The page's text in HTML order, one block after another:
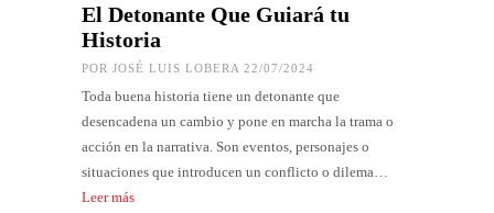
El Detonante Que Guiará tu
Historia
POR JOSÉ LUIS LOBERA 22/07/2024
Toda buena historia tiene un detonante que
desencadena un cambio y pone en marcha la trama o
acción en la narrativa. Son eventos, personajes o
situaciones que introducen un conflicto o dilema…
Leer más